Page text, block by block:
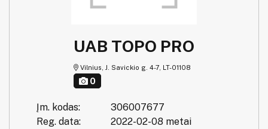
UAB TOPO PRO
Vilnius, J. Savickio g. 4-7, LT-01108
0
Įm. kodas:
306007677
Reg. data:
2022-02-08 metai